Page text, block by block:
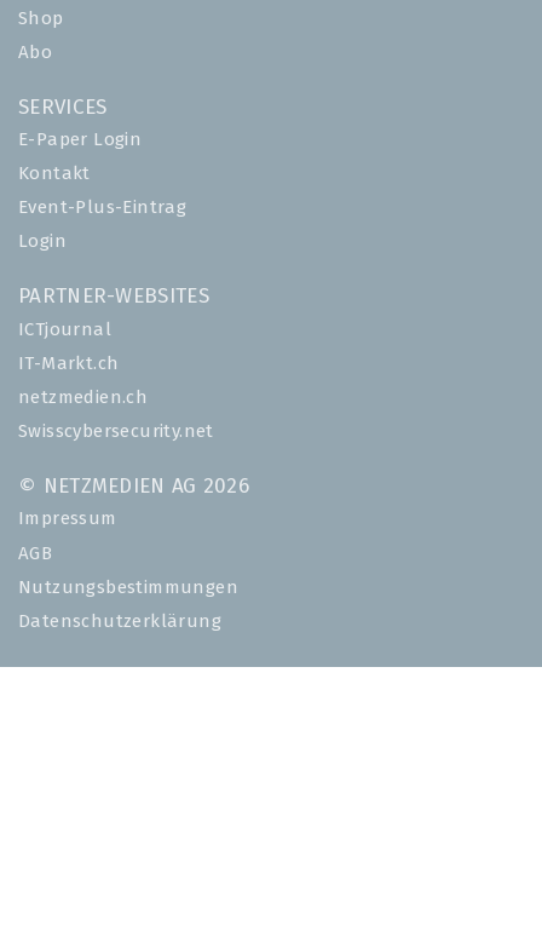
Shop
Abo
SERVICES
E-Paper Login
Kontakt
Event-Plus-Eintrag
Login
PARTNER-WEBSITES
ICTjournal
IT-Markt.ch
netzmedien.ch
Swisscybersecurity.net
© NETZMEDIEN AG 2026
Impressum
AGB
Nutzungsbestimmungen
Datenschutzerklärung